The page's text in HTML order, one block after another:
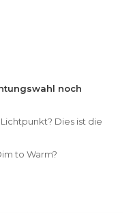
noch
Dies ist die
to Warm?